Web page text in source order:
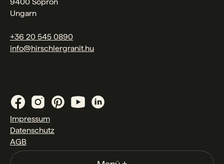
Ungarn
+36 20 545 0890
info@hirschlergranit.hu
Impressum
Datenschutz
AGB